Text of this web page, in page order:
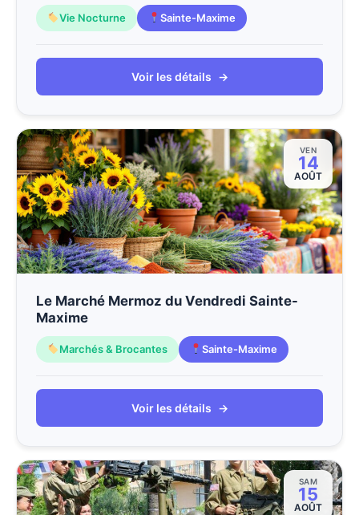
Vie Nocturne Sainte-Maxime
Voir les détails →
VEN
14
AOÛT
Le Marché Mermoz du Vendredi Sainte-
Maxime
Marchés & Brocantes Sainte-Maxime
Voir les détails →
SAM
15
AOÛT